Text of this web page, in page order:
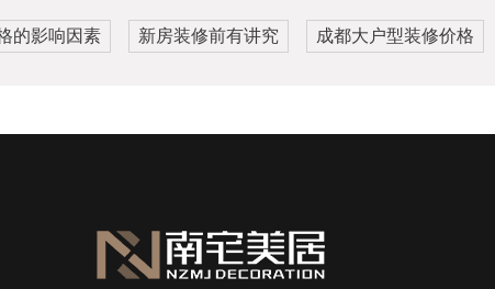
的影响因素 新房装修前有讲究 成都大户型装修价格